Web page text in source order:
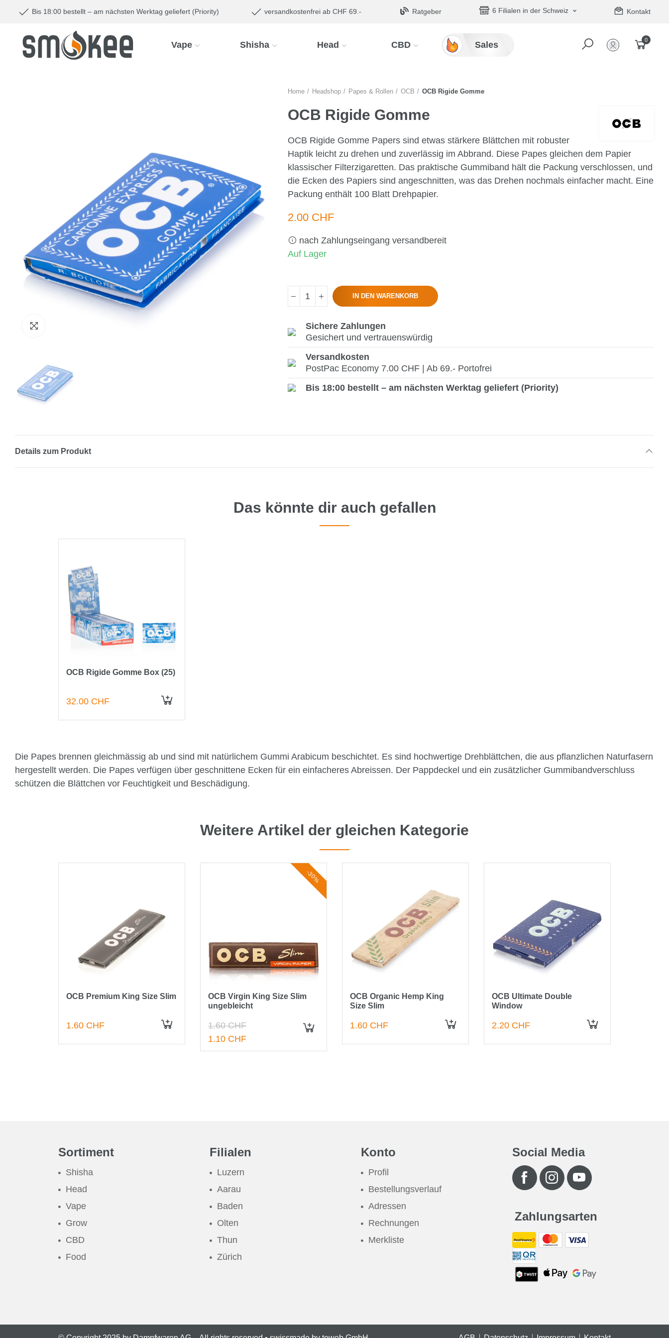
Bis 18:00 bestellt – am nächsten Werktag geliefert (Priority) versandkostenfrei ab CHF 69.- Ratgeber 6 Filialen in der Schweiz Kontakt
Vape Shisha Head CBD Sales
0
Home Headshop Papes & Rollen OCB OCB Rigide Gomme
OCB Rigide Gomme
OCB Rigide Gomme Papers sind etwas stärkere Blättchen mit robuster
Haptik leicht zu drehen und zuverlässig im Abbrand. Diese Papes gleichen dem Papier
klassischer Filterzigaretten. Das praktische Gummiband hält die Packung verschlossen, und
die Ecken des Papiers sind angeschnitten, was das Drehen nochmals einfacher macht. Eine
Packung enthält 100 Blatt Drehpapier.
2.00 CHF
nach Zahlungseingang versandbereit
Auf Lager
IN DEN WARENKORB
Sichere Zahlungen
Gesichert und vertrauenswürdig
Versandkosten
PostPac Economy 7.00 CHF | Ab 69.- Portofrei
Bis 18:00 bestellt – am nächsten Werktag geliefert (Priority)
Details zum Produkt
Das könnte dir auch gefallen
OCB Rigide Gomme Box (25)
32.00 CHF
Die Papes brennen gleichmässig ab und sind mit natürlichem Gummi Arabicum beschichtet. Es sind hochwertige Drehblättchen, die aus pflanzlichen Naturfasern
hergestellt werden. Die Papes verfügen über geschnittene Ecken für ein einfacheres Abreissen. Der Pappdeckel und ein zusätzlicher Gummibandverschluss
schützen die Blättchen vor Feuchtigkeit und Beschädigung.
Weitere Artikel der gleichen Kategorie
OCB Premium King Size Slim
1.60 CHF
-30%
OCB Virgin King Size Slim
ungebleicht
1.60 CHF
1.10 CHF
OCB Organic Hemp King
Size Slim
1.60 CHF
OCB Ultimate Double
Window
2.20 CHF
Sortiment
Shisha
Head
Vape
Grow
CBD
Food
Filialen
Luzern
Aarau
Baden
Olten
Thun
Zürich
Konto
Profil
Bestellungsverlauf
Adressen
Rechnungen
Merkliste
Social Media
Zahlungsarten